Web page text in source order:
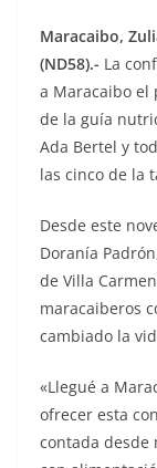
Maracaibo,
(ND58).- La
a Maracaibo el
de la guía
Ada Bertel y
las cinco de la
Desde este
Doranía
de Villa
maracaiberos
cambiado la
«Llegué a
ofrecer esta
contada desde